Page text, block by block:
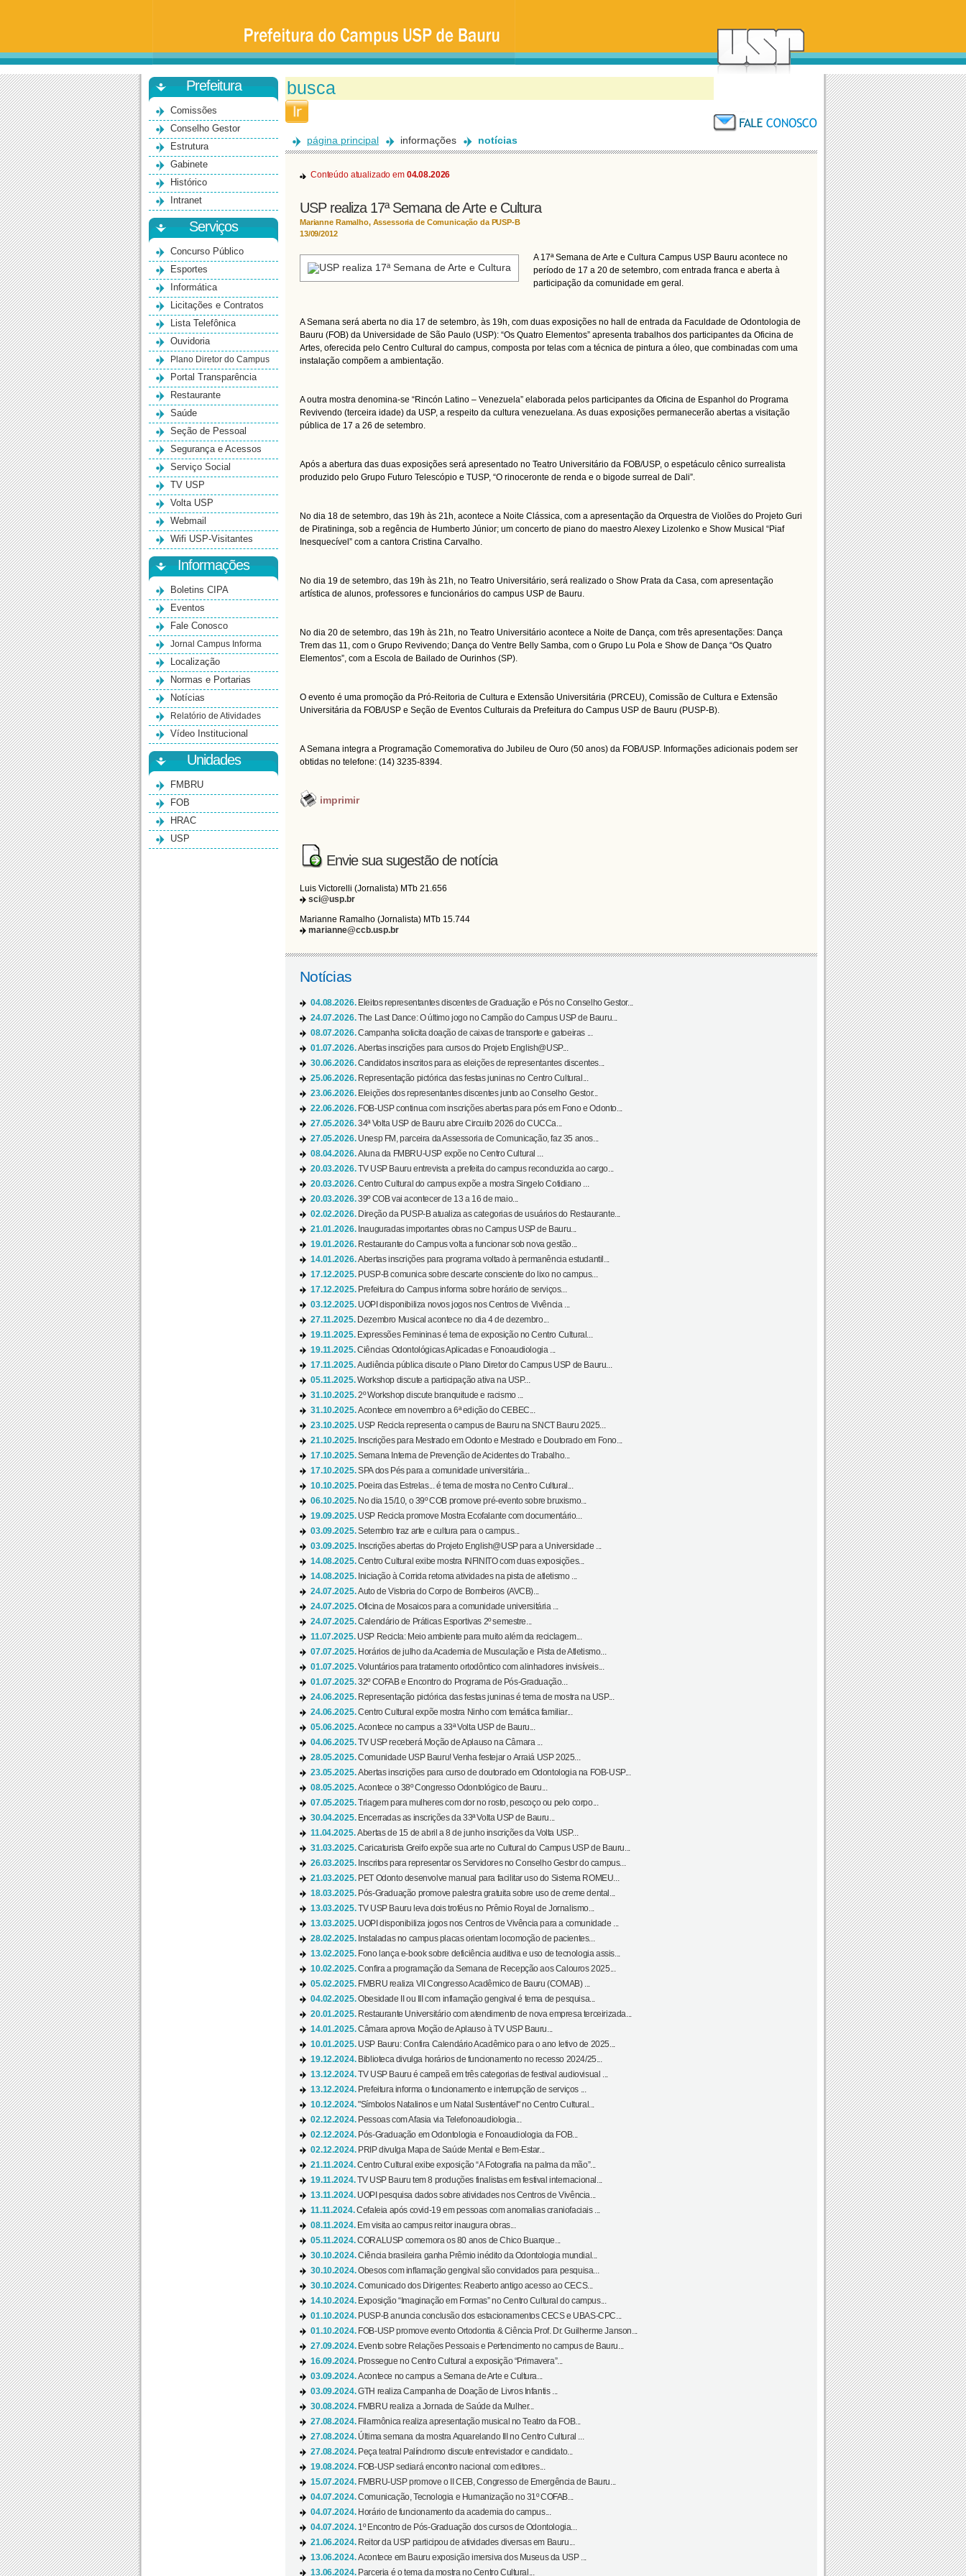
São
Paulo
-
Bauru
conteúdo
principal
Prefeitura
Comissões
Conselho Gestor
Estrutura
Gabinete
Histórico
Intranet
Serviços
Concurso Público
Esportes
Informática
Licitações e Contratos
Lista Telefônica
Ouvidoria
Plano Diretor do Campus
Portal Transparência
Restaurante
Saúde
Seção de Pessoal
Segurança e Acessos
Serviço Social
TV USP
Volta USP
Webmail
Wifi USP-Visitantes
Informações
Boletins CIPA
Eventos
Fale Conosco
Jornal Campus Informa
Localização
Normas e Portarias
Notícias
Relatório de Atividades
Vídeo Institucional
Unidades
FMBRU
FOB
HRAC
USP
página principal informações notícias
Conteúdo atualizado em 04.08.2026
USP realiza 17ª Semana de Arte e Cultura
Marianne Ramalho, Assessoria de Comunicação da PUSP-B
13/09/2012
A 17ª Semana de Arte e Cultura Campus USP Bauru acontece no
período de 17 a 20 de setembro, com entrada franca e aberta à
participação da comunidade em geral.
A Semana será aberta no dia 17 de setembro, às 19h, com duas exposições no hall de entrada da Faculdade de Odontologia de
Bauru (FOB) da Universidade de São Paulo (USP): “Os Quatro Elementos” apresenta trabalhos dos participantes da Oficina de
Artes, oferecida pelo Centro Cultural do campus, composta por telas com a técnica de pintura a óleo, que combinadas com uma
instalação compõem a ambientação.
A outra mostra denomina-se “Rincón Latino – Venezuela” elaborada pelos participantes da Oficina de Espanhol do Programa
Revivendo (terceira idade) da USP, a respeito da cultura venezuelana. As duas exposições permanecerão abertas a visitação
pública de 17 a 26 de setembro.
Após a abertura das duas exposições será apresentado no Teatro Universitário da FOB/USP, o espetáculo cênico surrealista
produzido pelo Grupo Futuro Telescópio e TUSP, “O rinoceronte de renda e o bigode surreal de Dali”.
No dia 18 de setembro, das 19h às 21h, acontece a Noite Clássica, com a apresentação da Orquestra de Violões do Projeto Guri
de Piratininga, sob a regência de Humberto Júnior; um concerto de piano do maestro Alexey Lizolenko e Show Musical “Piaf
Inesquecível” com a cantora Cristina Carvalho.
No dia 19 de setembro, das 19h às 21h, no Teatro Universitário, será realizado o Show Prata da Casa, com apresentação
artística de alunos, professores e funcionários do campus USP de Bauru.
No dia 20 de setembro, das 19h às 21h, no Teatro Universitário acontece a Noite de Dança, com três apresentações: Dança
Trem das 11, com o Grupo Revivendo; Dança do Ventre Belly Samba, com o Grupo Lu Pola e Show de Dança “Os Quatro
Elementos”, com a Escola de Bailado de Ourinhos (SP).
O evento é uma promoção da Pró-Reitoria de Cultura e Extensão Universitária (PRCEU), Comissão de Cultura e Extensão
Universitária da FOB/USP e Seção de Eventos Culturais da Prefeitura do Campus USP de Bauru (PUSP-B).
A Semana integra a Programação Comemorativa do Jubileu de Ouro (50 anos) da FOB/USP. Informações adicionais podem ser
obtidas no telefone: (14) 3235-8394.
imprimir
Envie sua sugestão de notícia
Luis Victorelli (Jornalista) MTb 21.656
sci@usp.br
Marianne Ramalho (Jornalista) MTb 15.744
marianne@ccb.usp.br
Notícias
04.08.2026. Eleitos representantes discentes de Graduação e Pós no Conselho Gestor...
24.07.2026.The Last Dance: O último jogo no Campão do Campus USP de Bauru...
08.07.2026.Campanha solicita doação de caixas de transporte e gatoeiras ...
01.07.2026.Abertas inscrições para cursos do Projeto English@USP...
30.06.2026.Candidatos inscritos para as eleições de representantes discentes...
25.06.2026. Representação pictórica das festas juninas no Centro Cultural...
23.06.2026. Eleições dos representantes discentes junto ao Conselho Gestor...
22.06.2026. FOB-USP continua com inscrições abertas para pós em Fono e Odonto...
27.05.2026.34ª Volta USP de Bauru abre Circuito 2026 do CUCCa...
27.05.2026. Unesp FM, parceira da Assessoria de Comunicação, faz 35 anos...
08.04.2026.Aluna da FMBRU-USP expõe no Centro Cultural ...
20.03.2026.TV USP Bauru entrevista a prefeita do campus reconduzida ao cargo...
20.03.2026.Centro Cultural do campus expõe a mostra Singelo Cotidiano ...
20.03.2026.39º COB vai acontecer de 13 a 16 de maio...
02.02.2026. Direção da PUSP-B atualiza as categorias de usuários do Restaurante...
21.01.2026. Inauguradas importantes obras no Campus USP de Bauru...
19.01.2026. Restaurante do Campus volta a funcionar sob nova gestão...
14.01.2026.Abertas inscrições para programa voltado à permanência estudantil...
17.12.2025. PUSP-B comunica sobre descarte consciente do lixo no campus...
17.12.2025. Prefeitura do Campus informa sobre horário de serviços...
03.12.2025. UOPI disponibiliza novos jogos nos Centros de Vivência ...
27.11.2025. Dezembro Musical acontece no dia 4 de dezembro...
19.11.2025. Expressões Femininas é tema de exposição no Centro Cultural...
19.11.2025.Ciências Odontológicas Aplicadas e Fonoaudiologia ...
17.11.2025.Audiência pública discute o Plano Diretor do Campus USP de Bauru...
05.11.2025.Workshop discute a participação ativa na USP...
31.10.2025.2º Workshop discute branquitude e racismo ...
31.10.2025.Acontece em novembro a 6ª edição do CEBEC...
23.10.2025. USP Recicla representa o campus de Bauru na SNCT Bauru 2025...
21.10.2025. Inscrições para Mestrado em Odonto e Mestrado e Doutorado em Fono...
17.10.2025.Semana Interna de Prevenção de Acidentes do Trabalho...
17.10.2025.SPA dos Pés para a comunidade universitária...
10.10.2025. Poeira das Estrelas... é tema de mostra no Centro Cultural...
06.10.2025. No dia 15/10, o 39º COB promove pré-evento sobre bruxismo...
19.09.2025. USP Recicla promove Mostra Ecofalante com documentário...
03.09.2025.Setembro traz arte e cultura para o campus...
03.09.2025. Inscrições abertas do Projeto English@USP para a Universidade ...
14.08.2025.Centro Cultural exibe mostra INFINITO com duas exposições...
14.08.2025. Iniciação à Corrida retoma atividades na pista de atletismo ...
24.07.2025.Auto de Vistoria do Corpo de Bombeiros (AVCB)...
24.07.2025.Oficina de Mosaicos para a comunidade universitária ...
24.07.2025.Calendário de Práticas Esportivas 2º semestre...
11.07.2025. USP Recicla: Meio ambiente para muito além da reciclagem...
07.07.2025. Horários de julho da Academia de Musculação e Pista de Atletismo...
01.07.2025.Voluntários para tratamento ortodôntico com alinhadores invisíveis...
01.07.2025.32º COFAB e Encontro do Programa de Pós-Graduação...
24.06.2025. Representação pictórica das festas juninas é tema de mostra na USP...
24.06.2025.Centro Cultural expõe mostra Ninho com temática familiar...
05.06.2025.Acontece no campus a 33ª Volta USP de Bauru...
04.06.2025.TV USP receberá Moção de Aplauso na Câmara ...
28.05.2025.Comunidade USP Bauru! Venha festejar o Arraiá USP 2025...
23.05.2025.Abertas inscrições para curso de doutorado em Odontologia na FOB-USP...
08.05.2025.Acontece o 38º Congresso Odontológico de Bauru...
07.05.2025.Triagem para mulheres com dor no rosto, pescoço ou pelo corpo...
30.04.2025. Encerradas as inscrições da 33ª Volta USP de Bauru...
11.04.2025.Abertas de 15 de abril a 8 de junho inscrições da Volta USP...
31.03.2025.Caricaturista Greifo expõe sua arte no Cultural do Campus USP de Bauru...
26.03.2025. Inscritos para representar os Servidores no Conselho Gestor do campus...
21.03.2025. PET Odonto desenvolve manual para facilitar uso do Sistema ROMEU...
18.03.2025. Pós-Graduação promove palestra gratuita sobre uso de creme dental...
13.03.2025.TV USP Bauru leva dois troféus no Prêmio Royal de Jornalismo...
13.03.2025. UOPI disponibiliza jogos nos Centros de Vivência para a comunidade ...
28.02.2025. Instaladas no campus placas orientam locomoção de pacientes...
13.02.2025. Fono lança e-book sobre deficiência auditiva e uso de tecnologia assis...
10.02.2025.Confira a programação da Semana de Recepção aos Calouros 2025...
05.02.2025. FMBRU realiza VII Congresso Acadêmico de Bauru (COMAB) ...
04.02.2025.Obesidade II ou III com inflamação gengival é tema de pesquisa...
20.01.2025. Restaurante Universitário com atendimento de nova empresa terceirizada...
14.01.2025.Câmara aprova Moção de Aplauso à TV USP Bauru...
10.01.2025. USP Bauru: Confira Calendário Acadêmico para o ano letivo de 2025...
19.12.2024. Biblioteca divulga horários de funcionamento no recesso 2024/25...
13.12.2024.TV USP Bauru é campeã em três categorias de festival audiovisual ...
13.12.2024. Prefeitura informa o funcionamento e interrupção de serviços ...
10.12.2024."Símbolos Natalinos e um Natal Sustentável" no Centro Cultural...
02.12.2024. Pessoas com Afasia via Telefonoaudiologia...
02.12.2024. Pós-Graduação em Odontologia e Fonoaudiologia da FOB...
02.12.2024. PRIP divulga Mapa de Saúde Mental e Bem-Estar...
21.11.2024.Centro Cultural exibe exposição “A Fotografia na palma da mão”...
19.11.2024.TV USP Bauru tem 8 produções finalistas em festival internacional...
13.11.2024. UOPI pesquisa dados sobre atividades nos Centros de Vivência...
11.11.2024.Cefaleia após covid-19 em pessoas com anomalias craniofaciais ...
08.11.2024. Em visita ao campus reitor inaugura obras...
05.11.2024.CORALUSP comemora os 80 anos de Chico Buarque...
30.10.2024.Ciência brasileira ganha Prêmio inédito da Odontologia mundial...
30.10.2024.Obesos com inflamação gengival são convidados para pesquisa...
30.10.2024.Comunicado dos Dirigentes: Reaberto antigo acesso ao CECS...
14.10.2024. Exposição “Imaginação em Formas” no Centro Cultural do campus...
01.10.2024. PUSP-B anuncia conclusão dos estacionamentos CECS e UBAS-CPC...
01.10.2024. FOB-USP promove evento Ortodontia & Ciência Prof. Dr. Guilherme Janson...
27.09.2024. Evento sobre Relações Pessoais e Pertencimento no campus de Bauru...
16.09.2024. Prossegue no Centro Cultural a exposição “Primavera”...
03.09.2024.Acontece no campus a Semana de Arte e Cultura...
03.09.2024.GTH realiza Campanha de Doação de Livros Infantis ...
30.08.2024. FMBRU realiza a Jornada de Saúde da Mulher...
27.08.2024. Filarmônica realiza apresentação musical no Teatro da FOB...
27.08.2024. Última semana da mostra Aquarelando III no Centro Cultural ...
27.08.2024. Peça teatral Palíndromo discute entrevistador e candidato...
19.08.2024. FOB-USP sediará encontro nacional com editores...
15.07.2024. FMBRU-USP promove o II CEB, Congresso de Emergência de Bauru...
04.07.2024.Comunicação, Tecnologia e Humanização no 31º COFAB...
04.07.2024. Horário de funcionamento da academia do campus...
04.07.2024. 1º Encontro de Pós-Graduação dos cursos de Odontologia...
21.06.2024. Reitor da USP participou de atividades diversas em Bauru...
13.06.2024.Acontece em Bauru exposição imersiva dos Museus da USP ...
13.06.2024. Parceria é o tema da mostra no Centro Cultural...